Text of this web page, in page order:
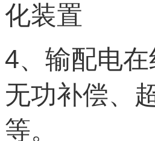
化装置
4、输配电
无功补偿、
等。